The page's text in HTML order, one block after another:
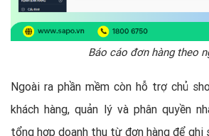
Báo cáo đơn hàng theo
Ngoài ra phần mềm còn hỗ trợ chủ
khách hàng, quản lý và phân quyền
tổng hợp doanh thu từ đơn hàng để ghi